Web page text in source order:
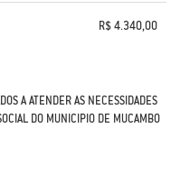
R$ 4.340,00
A ATENDER AS NECESSIDADES
DO MUNICIPIO DE MUCAMBO